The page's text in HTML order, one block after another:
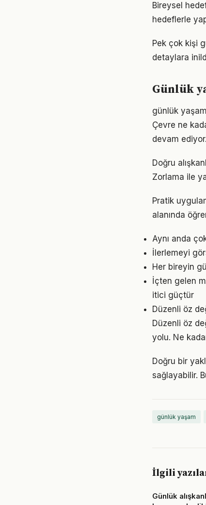
Bireysel
hedeflerle
Pek çok kişi
detaylara
Günlük
günlük
Çevre ne
devam ediyor.
Doğru
Zorlama ile
Pratik
alanında
Aynı anda
İlerlemeyi
Her bireyin
İçten gelen
itici güçtür
Düzenli öz
Düzenli öz
yolu. Ne
Doğru bir
sağlayabilir.
günlük yaşam
İlgili
Günlük